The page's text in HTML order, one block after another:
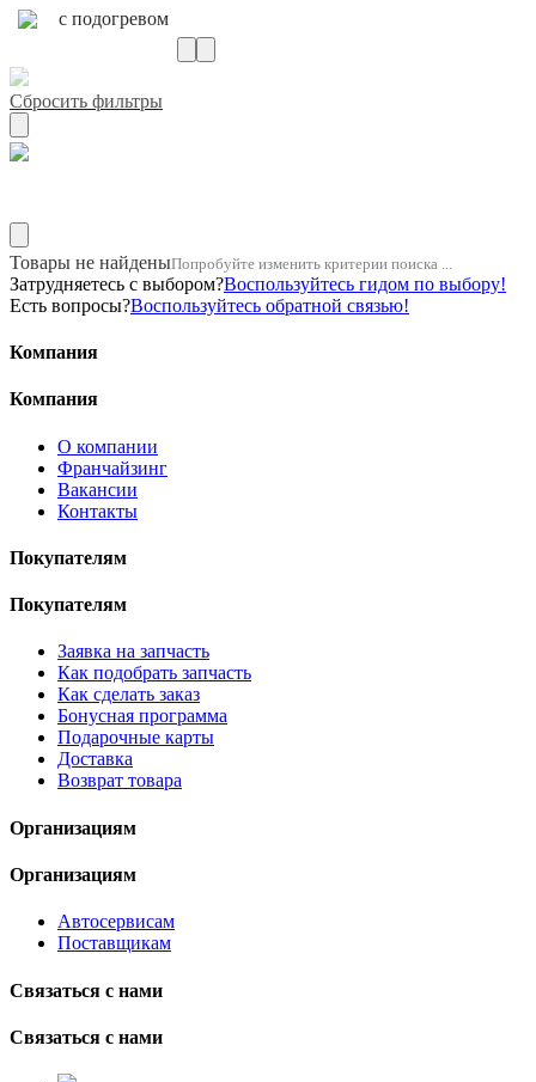
с подогревом
Сбросить фильтры
Товары не найденыПопробуйте изменить критерии поиска ...
Затрудняетесь с выбором?Воспользуйтесь гидом по выбору!
Есть вопросы?Воспользуйтесь обратной связью!
Компания
Компания
О компании
Франчайзинг
Вакансии
Контакты
Покупателям
Покупателям
Заявка на запчасть
Как подобрать запчасть
Как сделать заказ
Бонусная программа
Подарочные карты
Доставка
Возврат товара
Организациям
Организациям
Автосервисам
Поставщикам
Связаться с нами
Связаться с нами